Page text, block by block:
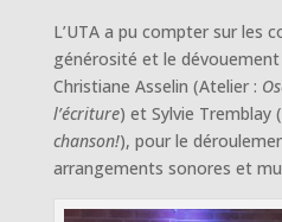
L’UTA a pu compter sur les
générosité et le
Christiane Asselin (Atelier :
l’écriture) et Sylvie Tremblay
chanson!), pour le
arrangements sonores et